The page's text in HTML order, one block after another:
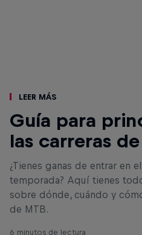
Leer Más
Guía para
las carreras
¿Tienes ganas de entrar en
temporada? Aquí tienes
sobre dónde, cuándo y
de MTB.
6 minutos de lectura